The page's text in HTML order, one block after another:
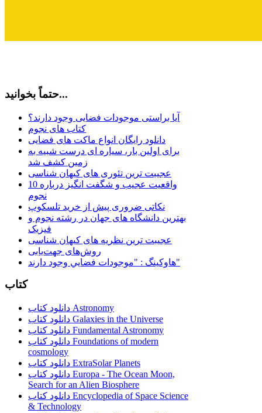
حتماً بخوانید...
آیا براستی موجودات فضایی وجود دارند؟
کتاب های نجوم
دانلود رایگان انواع ماکت های فضایی
برای اولین بار، سیاره ای درست شبیه به
زمین کشف شد
عجیبت ترین تئوری های کیهان شناسی
10 واقعیت عجیب و شگفت انگیز درباره
نجوم
نکاتی ضروری پیش از خرید تلسکوپ
بهترین دانشگاه های جهان در رشته نجوم و
فیزیک
عجیبت ترین نظریه های کیهان شناسی
روش‌های جهت‌یابی
هاوكينگ : "موجودات فضايي وجود دارند"
کتاب
دانلود کتاب Astronomy
دانلود کتاب Galaxies in the Universe
دانلود کتاب Fundamental Astronomy
دانلود کتاب Foundations of modern
cosmology
دانلود کتاب ExtraSolar Planets
دانلود کتاب Europa - The Ocean Moon,
Search for an Alien Biosphere
دانلود کتاب Encyclopedia of Space Science
& Technology